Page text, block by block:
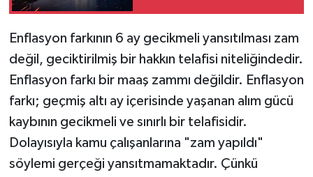
Enflasyon farkının 6 ay gecikmeli yansıtılması zam
değil, geciktirilmiş bir hakkın telafisi niteliğindedir.
Enflasyon farkı bir maaş zammı değildir. Enflasyon
farkı; geçmiş altı ay içerisinde yaşanan alım gücü
kaybının gecikmeli ve sınırlı bir telafisidir.
Dolayısıyla kamu çalışanlarına "zam yapıldı"
söylemi gerçeği yansıtmamaktadır. Çünkü